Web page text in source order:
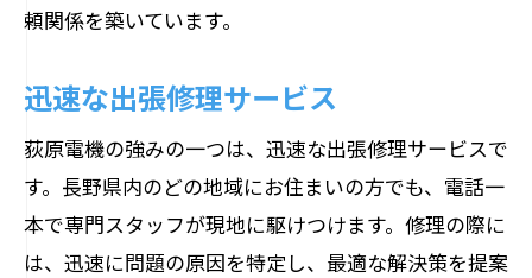
頼関係を築いています。
迅速な出張修理サービス
荻原電機の強みの一つは、迅速な出張修理サービスで
す。長野県内のどの地域にお住まいの方でも、電話一
本で専門スタッフが現地に駆けつけます。修理の際に
は、迅速に問題の原因を特定し、最適な解決策を提案